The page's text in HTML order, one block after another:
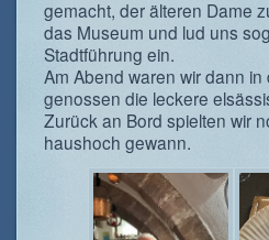
gemacht, der älteren Dame
das Museum und lud uns
Stadtführung ein.
Am Abend waren wir dann
genossen die leckere
Zurück an Bord spielten wir
haushoch gewann.